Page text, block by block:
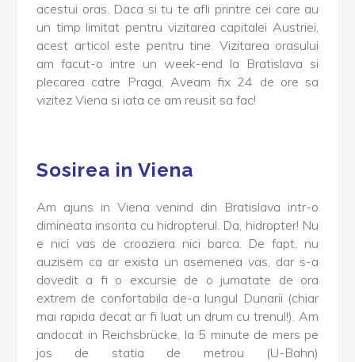
acestui oras. Daca si tu te afli printre cei care au
un timp limitat pentru vizitarea capitalei Austriei,
acest articol este pentru tine. Vizitarea orasului
am facut-o intre un week-end la Bratislava si
plecarea catre Praga. Aveam fix 24 de ore sa
vizitez Viena si iata ce am reusit sa fac!
Sosirea in Viena
Am ajuns in Viena venind din Bratislava intr-o
dimineata insorita cu hidropterul. Da, hidropter! Nu
e nici vas de croaziera nici barca. De fapt, nu
auzisem ca ar exista un asemenea vas, dar s-a
dovedit a fi o excursie de o jumatate de ora
extrem de confortabila de-a lungul Dunarii (chiar
mai rapida decat ar fi luat un drum cu trenul!). Am
andocat in Reichsbrücke, la 5 minute de mers pe
jos de statia de metrou (U-Bahn)